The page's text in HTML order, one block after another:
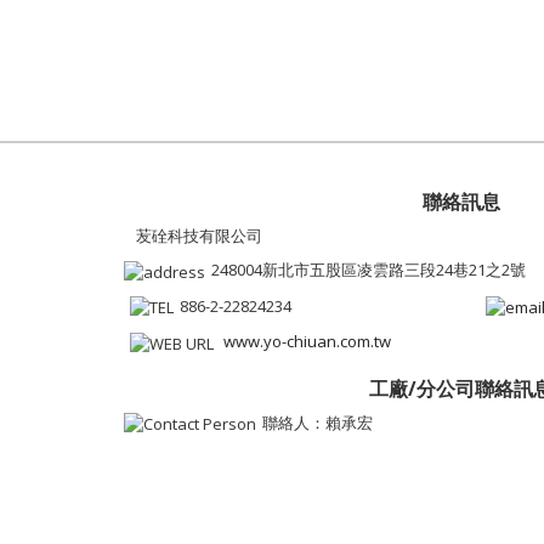
聯絡訊息
苃硂科技有限公司
248004新北市五股區凌雲路三段24巷21之2號
886-2-22824234
www.yo-chiuan.com.tw
工廠/分公司聯絡訊
聯絡人：賴承宏